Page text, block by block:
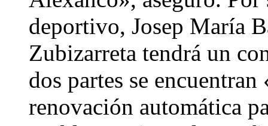
deportivo, Josep María
Zubizarreta tendrá un
dos partes se
renovación automática